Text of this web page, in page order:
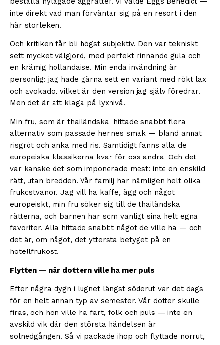
inte direkt vad man förväntar sig på en resort i den
här storleken.
Och kritiken får bli högst subjektiv. Den var tekniskt
sett mycket välgjord, med perfekt rinnande gula och
en krämig hollandaise. Min enda invändning är
personlig: jag hade gärna sett en variant med rökt lax
och avokado, vilket är den version jag själv föredrar.
Men det är att klaga på lyxnivå.
Min fru, som är thailändska, hittade snabbt flera
alternativ som passade hennes smak — bland annat
risgröt och anka med ris. Samtidigt fanns alla de
europeiska klassikerna kvar för oss andra. Och det
var kanske det som imponerade mest: inte en enskild
rätt, utan bredden. Vår familj har nämligen helt olika
frukostvanor. Jag vill ha kaffe, ägg och något
europeiskt, min fru söker sig till de thailändska
rätterna, och barnen har som vanligt sina helt egna
favoriter. Alla hittade snabbt något de ville ha — och
det är, om något, det yttersta betyget på en
hotellfrukost.
Flytten — när dottern ville ha mer puls
Efter några dygn i lugnet längst söderut var det dags
för en helt annan typ av semester. Vår dotter skulle
firas, och hon ville ha fart, folk och puls — inte en
avskild vik där den största händelsen är
solnedgången. Så vi packade ihop och flyttade norrut,